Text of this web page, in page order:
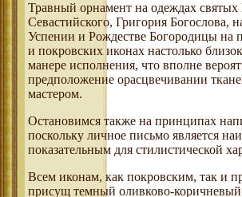
Травный орнамент на одеждах святых
Севастийского, Григория Богослова,
Успении и Рождестве Богородицы на
и покровских иконах настолько
манере исполнения, что вполне
предположение орасцвечивании
мастером.
Остановимся также на принципах
поскольку личное письмо является
показательным для стилистической
Всем иконам, как покровским, так и
присущ темный оливково-коричневый